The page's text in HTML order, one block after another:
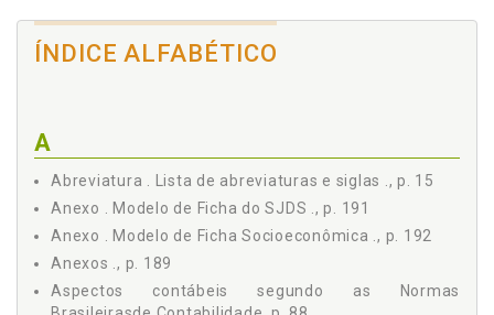
(EBAS), IMUNIDADES E ISENÇÕES, ASPECTOS LEGAIS E
FISCAIS, p. 39
3.1 Entidades Beneficentes de Assistência Social, p. 39
3.1.2.1 Certificação das EBAS que atuam na saúde
., p. 45
3.1.2.2 Certificação das EBAS que atuam na
3.1.2.3 Certificação das EBAS que atuam na
assistência social, p. 59
3.1.2.4 Certificação das EBAS que atuam em mais
ÍNDICE ALFABÉTICO
A
Abreviatura . Lista de abreviaturas e siglas ., p. 15
Anexo . Modelo de Ficha do SJDS ., p. 191
Anexo . Modelo de Ficha Socioeconômica ., p. 192
Anexos ., p. 189
Aspectos contábeis segundo as Normas